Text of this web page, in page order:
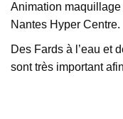
Animation
Nantes Hyper Centre.
Des Fards à l’eau et
sont très important